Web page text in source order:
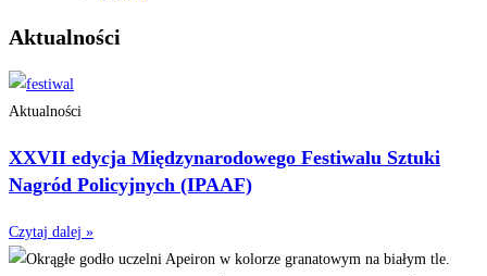
Aktualności
Aktualności
XXVII edycja Międzynarodowego Festiwalu Sztuki
Nagród Policyjnych (IPAAF)
Czytaj dalej »